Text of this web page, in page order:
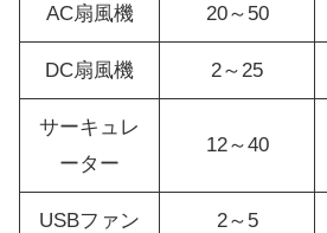
AC扇風機 20～50
DC扇風機 2～25
サーキュレ
ーター
12～40
USBファン 2～5